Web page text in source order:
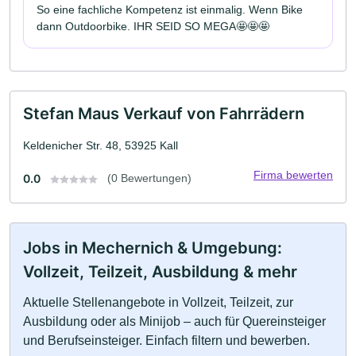
So eine fachliche Kompetenz ist einmalig. Wenn Bike
dann Outdoorbike. IHR SEID SO MEGA🤩🤩🤩
Stefan Maus Verkauf von Fahrrädern
Keldenicher Str. 48, 53925 Kall
0.0 (0 Bewertungen) Firma bewerten
Jobs in Mechernich & Umgebung:
Vollzeit, Teilzeit, Ausbildung & mehr
Aktuelle Stellenangebote in Vollzeit, Teilzeit, zur
Ausbildung oder als Minijob – auch für Quereinsteiger
und Berufseinsteiger. Einfach filtern und bewerben.